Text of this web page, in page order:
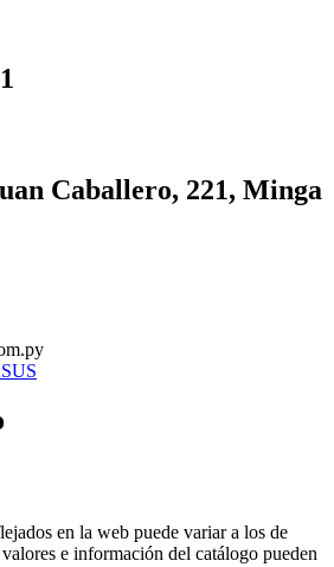
Caballero, 221, Minga
en la web puede variar a los de
e información del catálogo pueden